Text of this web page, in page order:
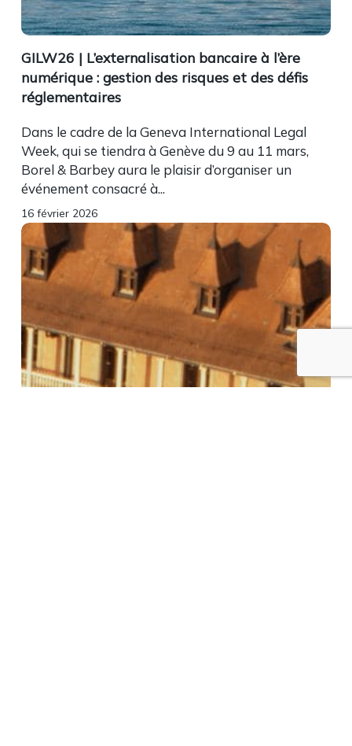
GILW26 | L’externalisation bancaire à l’ère
numérique : gestion des risques et des défis
réglementaires
Dans le cadre de la Geneva International Legal
Week, qui se tiendra à Genève du 9 au 11 mars,
Borel & Barbey aura le plaisir d’organiser un
événement consacré à...
16 février 2026